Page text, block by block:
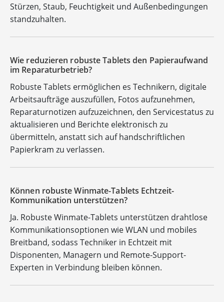
Stürzen, Staub, Feuchtigkeit und Außenbedingungen
standzuhalten.
Wie reduzieren robuste Tablets den Papieraufwand
im Reparaturbetrieb?
Robuste Tablets ermöglichen es Technikern, digitale
Arbeitsaufträge auszufüllen, Fotos aufzunehmen,
Reparaturnotizen aufzuzeichnen, den Servicestatus zu
aktualisieren und Berichte elektronisch zu
übermitteln, anstatt sich auf handschriftlichen
Papierkram zu verlassen.
Können robuste Winmate-Tablets Echtzeit-
Kommunikation unterstützen?
Ja. Robuste Winmate-Tablets unterstützen drahtlose
Kommunikationsoptionen wie WLAN und mobiles
Breitband, sodass Techniker in Echtzeit mit
Disponenten, Managern und Remote-Support-
Experten in Verbindung bleiben können.